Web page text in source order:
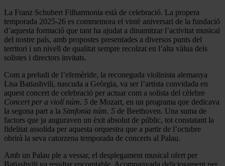
La Franz Schubert Filharmonia està de celebració. La propera
temporada 2025-26 es commemora el vintè aniversari de la fundació
d’aquesta formació que tant ha ajudat a dinamitzar l’activitat musical
del nostre país, amb propostes presentades a diversos punts del
territori i un nivell de qualitat sempre recolzat en l’alta vàlua dels
solistes i directors invitats.
Com a preludi de l’efemèride, la reconeguda violinista alemanya
Lisa Batiashvili, nascuda a Geòrgia, va ser l’artista convidada en
aquest concert de celebració per actuar com a solista del cèlebre
Concert per a violí núm. 5 de Mozart, en un programa que dedicava
la segona part a la Simfonia núm. 5 de Beethoven. Una suma de
factors que ja auguraven un èxit absolut de públic, tot constatant la
fidelitat assolida per aquesta orquestra que a partir de l’octubre
obrirà la seva catorzena temporada de concerts al Palau.
Amb un Palau ple a vessar, el desplegament musical ofert per
Batiashvili va resultar encomiable. Acompanyada deliciosament per